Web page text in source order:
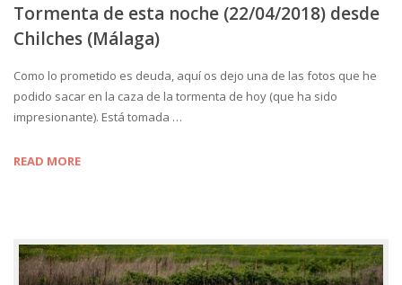
Tormenta de esta noche (22/04/2018) desde
Chilches (Málaga)
Como lo prometido es deuda, aquí os dejo una de las fotos que he
podido sacar en la caza de la tormenta de hoy (que ha sido
impresionante). Está tomada …
READ MORE